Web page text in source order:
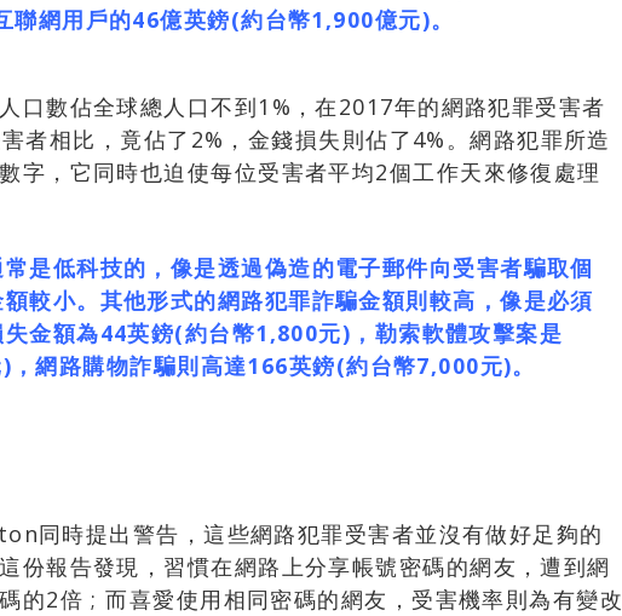
聯網用戶的46億英鎊(約台幣1,900億元)。
口數佔全球總人口不到1%，在2017年的網路犯罪受害者
者相比，竟佔了2%，金錢損失則佔了4%。網路犯罪所造
字，它同時也迫使每位受害者平均2個工作天來修復處理
是低科技的，像是透過偽造的電子郵件向受害者騙取個
較小。其他形式的網路犯罪詐騙金額則較高，像是必須
金額為44英鎊(約台幣1,800元)，勒索軟體攻擊案是
網路購物詐騙則高達166英鎊(約台幣7,000元)。
同時提出警告，這些網路犯罪受害者並沒有做好足夠的
份報告發現，習慣在網路上分享帳號密碼的網友，遭到網
的2倍 ; 而喜愛使用相同密碼的網友，受害機率則為有變改